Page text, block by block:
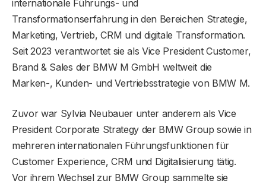
internationale Führungs- und
Transformationserfahrung in den Bereichen Strategie,
Marketing, Vertrieb, CRM und digitale Transformation.
Seit 2023 verantwortet sie als Vice President Customer,
Brand & Sales der BMW M GmbH weltweit die
Marken-, Kunden- und Vertriebsstrategie von BMW M.
Zuvor war Sylvia Neubauer unter anderem als Vice
President Corporate Strategy der BMW Group sowie in
mehreren internationalen Führungsfunktionen für
Customer Experience, CRM und Digitalisierung tätig.
Vor ihrem Wechsel zur BMW Group sammelte sie